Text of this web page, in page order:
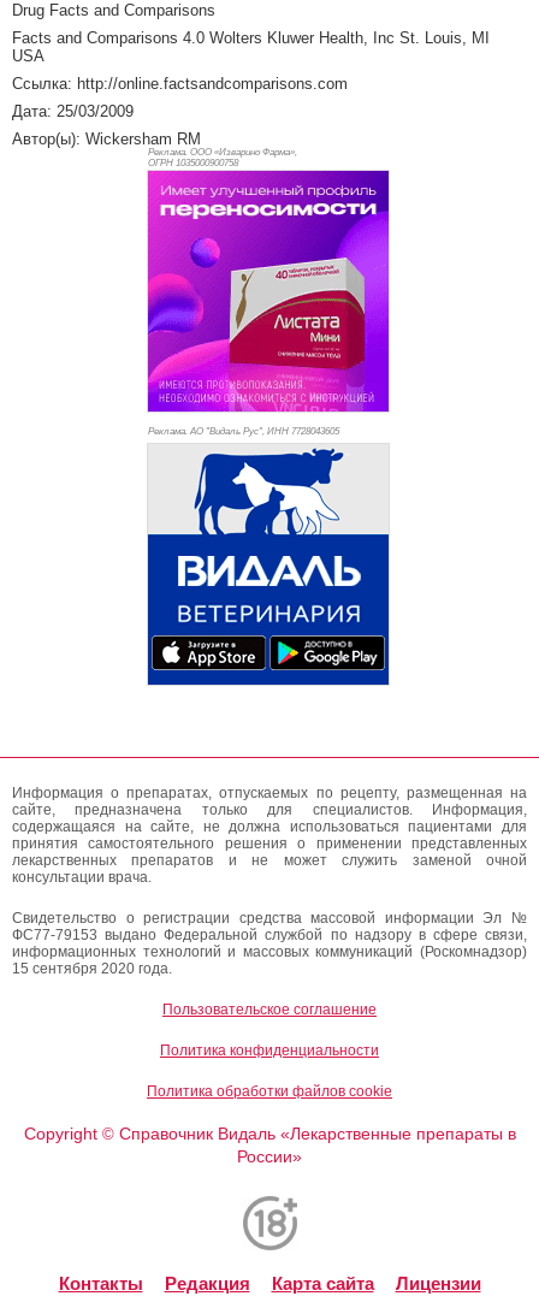
Drug Facts and Comparisons
Facts and Comparisons 4.0 Wolters Kluwer Health, Inc St. Louis, MI
USA
Ссылка: http://online.factsandcomparisons.com
Дата: 25/03/2009
Автор(ы): Wickersham RM
Реклама. ООО «Изварино Фарма»,
ОГРН 1035000900758
Реклама. АО "Видаль Рус", ИНН 7728043605
Информация о препаратах, отпускаемых по рецепту, размещенная на
сайте, предназначена только для специалистов. Информация,
содержащаяся на сайте, не должна использоваться пациентами для
принятия самостоятельного решения о применении представленных
лекарственных препаратов и не может служить заменой очной
консультации врача.
Свидетельство о регистрации средства массовой информации Эл №
ФС77-79153 выдано Федеральной службой по надзору в сфере связи,
информационных технологий и массовых коммуникаций (Роскомнадзор)
15 сентября 2020 года.
Пользовательское соглашение
Политика конфиденциальности
Политика обработки файлов cookie
Copyright ©Справочник Видаль «Лекарственные препараты в
России»
Контакты Редакция Карта сайта Лицензии